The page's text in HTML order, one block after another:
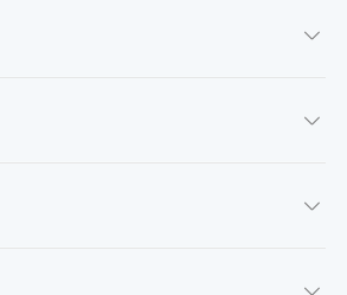


